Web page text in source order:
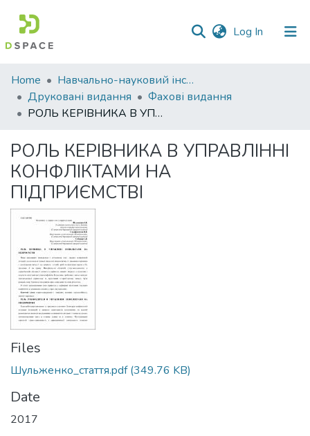
Log In (current)
Communities
&
Collections
Statistics
Home
Навчально-науковий інститут економіки, управління, права та інформаційних технологій
Друковані видання
Фахові видання
РОЛЬ КЕРІВНИКА В УПРАВЛІННІ КОНФЛІКТАМИ НА ПІДПРИЄМCTВІ
РОЛЬ КЕРІВНИКА В УПРАВЛІННІ
КОНФЛІКТАМИ НА
ПІДПРИЄМCTВІ
Files
Шульженко_стаття.pdf(349.76 KB)
Date
2017